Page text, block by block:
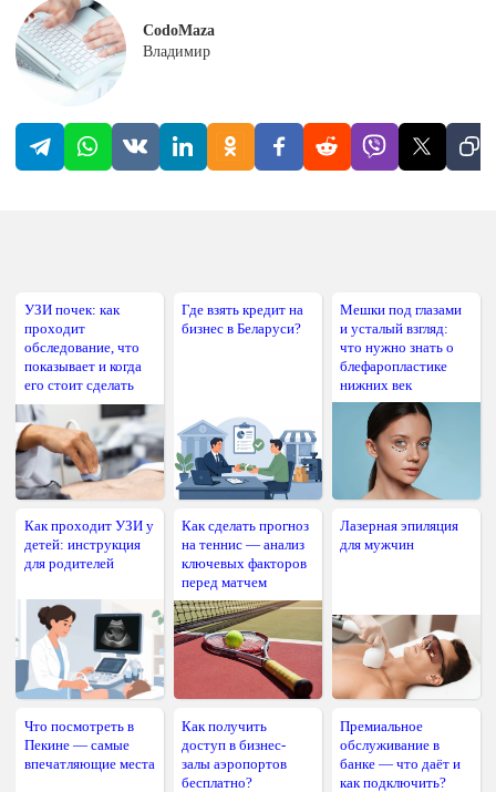
CodoMaza
Владимир
УЗИ почек: как
проходит
обследование, что
показывает и когда
его стоит сделать
Где взять кредит на
бизнес в Беларуси?
Мешки под глазами
и усталый взгляд:
что нужно знать о
блефаропластике
нижних век
Как проходит УЗИ у
детей: инструкция
для родителей
Как сделать прогноз
на теннис — анализ
ключевых факторов
перед матчем
Лазерная эпиляция
для мужчин
Что посмотреть в
Пекине — самые
впечатляющие места
Как получить
доступ в бизнес-
залы аэропортов
бесплатно?
Премиальное
обслуживание в
банке — что даёт и
как подключить?